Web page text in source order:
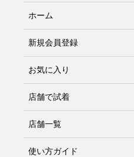
ホーム
新規会員登録
お気に入り
店舗で試着
店舗一覧
使い方ガイド